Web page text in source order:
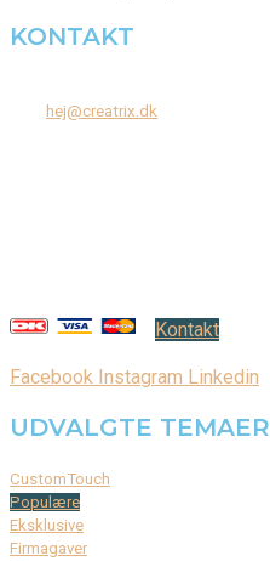
KONTAKT
hej@creatrix.dk
Kontakt
Facebook Instagram Linkedin
UDVALGTE TEMAER
CustomTouch
Populære
Eksklusive
Firmagaver